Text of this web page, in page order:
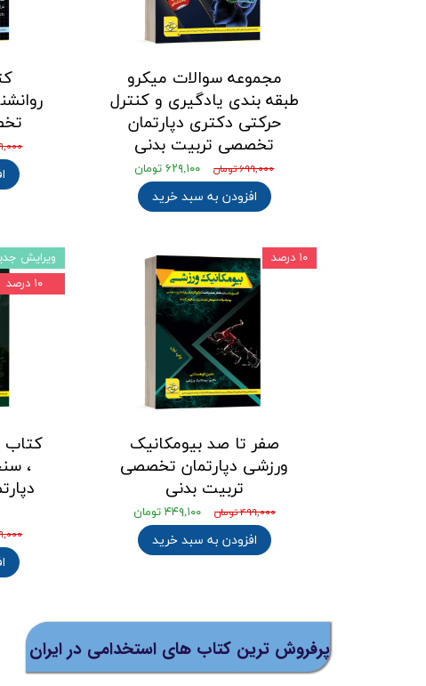
مجموعه سوالات میکرو
طبقه بندی یادگیری و کنترل
حرکتی دکتری دپارتمان
تخصصی تربیت بدنی
۶۹۹,۰۰۰ تومان ۶۲۹,۱۰۰ تومان
افزودن به سبد خرید
۹۹۹,۰۰۰
صفر تا صد بیومکانیک
ورزشی دپارتمان تخصصی
تربیت بدنی
۴۹۹,۰۰۰ تومان ۴۴۹,۱۰۰ تومان
افزودن به سبد خرید
۱۰ درصد
،
۶۹۹,۰۰۰
ویرایش
۱۰ درصد
پرفروش ترین کتاب های استخدامی در ایران